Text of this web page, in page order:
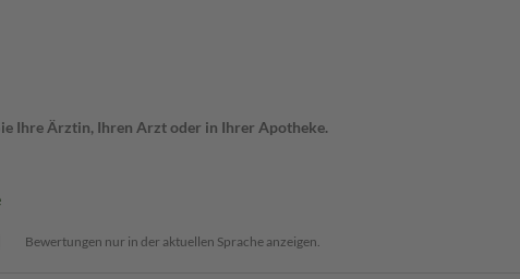
Ihre Ärztin, Ihren Arzt oder in Ihrer Apotheke.
Bewertungen nur in der aktuellen Sprache anzeigen.